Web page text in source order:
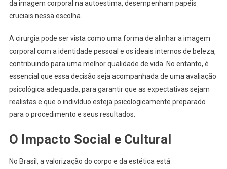
da imagem corporal na autoestima, desempenham papéis
cruciais nessa escolha.
A cirurgia pode ser vista como uma forma de alinhar a imagem
corporal com a identidade pessoal e os ideais internos de beleza,
contribuindo para uma melhor qualidade de vida. No entanto, é
essencial que essa decisão seja acompanhada de uma avaliação
psicológica adequada, para garantir que as expectativas sejam
realistas e que o indivíduo esteja psicologicamente preparado
para o procedimento e seus resultados.
O Impacto Social e Cultural
No Brasil, a valorização do corpo e da estética está